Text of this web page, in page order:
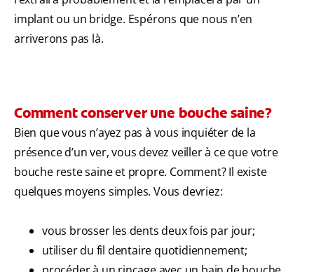
implant ou un bridge. Espérons que nous n’en
arriverons pas là.
Comment conserver une bouche saine?
Bien que vous n’ayez pas à vous inquiéter de la
présence d’un ver, vous devez veiller à ce que votre
bouche reste saine et propre. Comment? Il existe
quelques moyens simples. Vous devriez:
vous brosser les dents deux fois par jour;
utiliser du fil dentaire quotidiennement;